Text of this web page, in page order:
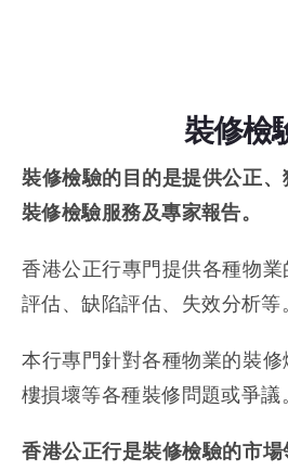
裝修檢
裝修檢驗的目的是提供公正
裝修檢驗服務及專家報告。
香港公正行專門提供各種物
評估、缺陷評估、 失效分析等。
本行專門針對各種物業的裝
樓損壞等各種裝修問題或爭議。
香港公正行是裝修檢驗的市